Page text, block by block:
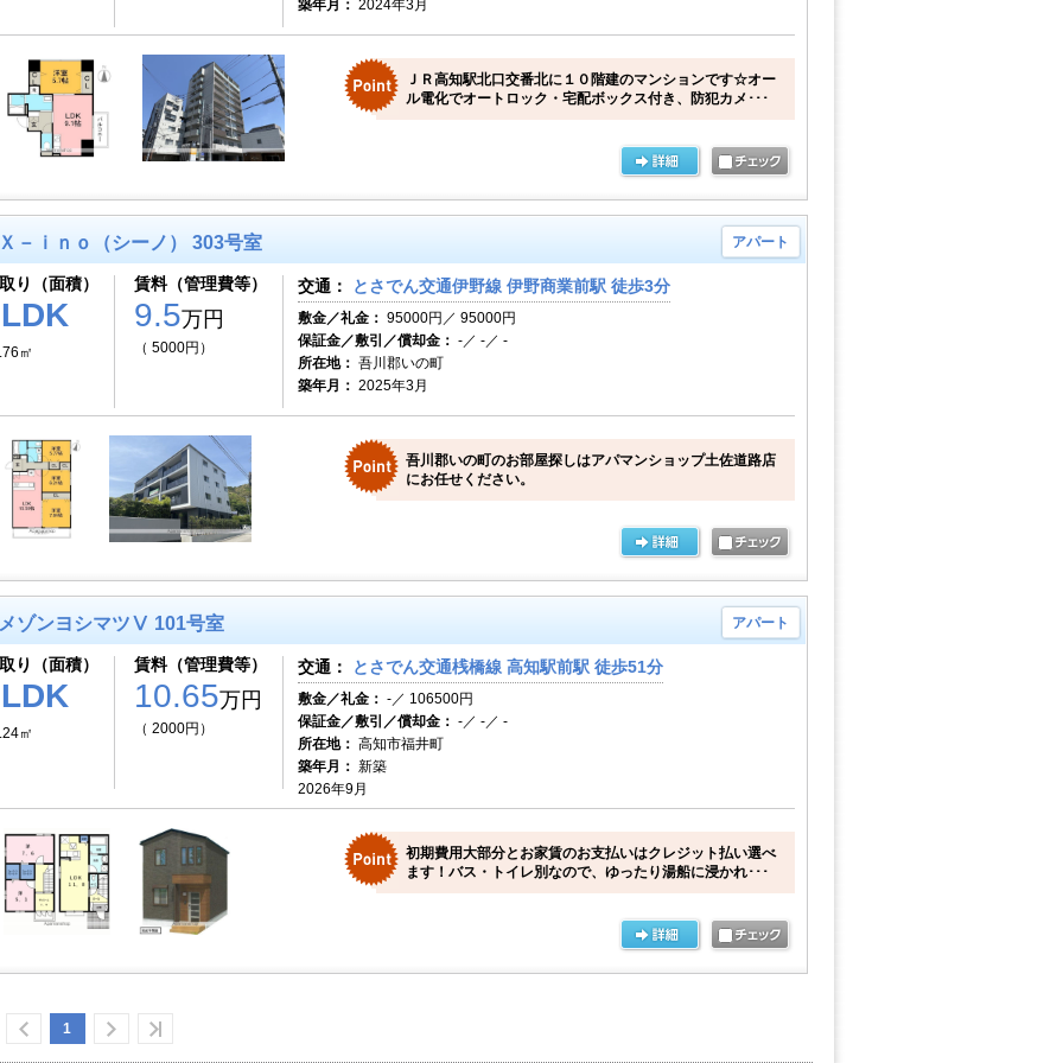
築年月： 2024年3月
ＪＲ高知駅北口交番北に１０階建のマンションです☆オー
ル電化でオートロック・宅配ボックス付き、防犯カメ･･･
－ｉｎｏ（シーノ） 303号室 アパート
り（面積）
㎡
賃料（管理費等）
9.5万円
（ 5000円）
交通： とさでん交通伊野線 伊野商業前駅 徒歩3分
敷金／礼金： 95000円／ 95000円
保証金／敷引／償却金： -／ -／ -
所在地： 吾川郡いの町
築年月： 2025年3月
吾川郡いの町のお部屋探しはアパマンショップ土佐道路店
にお任せください。
ゾンヨシマツⅤ 101号室 アパート
り（面積）
㎡
賃料（管理費等）
10.65万円
（ 2000円）
交通： とさでん交通桟橋線 高知駅前駅 徒歩51分
敷金／礼金： -／ 106500円
保証金／敷引／償却金： -／ -／ -
所在地： 高知市福井町
築年月： 新築
2026年9月
初期費用大部分とお家賃のお支払いはクレジット払い選べ
ます！バス・トイレ別なので、ゆったり湯船に浸かれ･･･
1